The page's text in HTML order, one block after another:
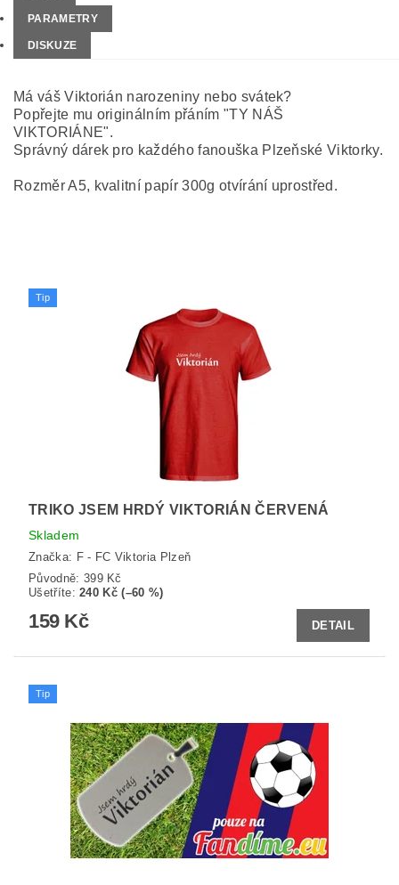
PARAMETRY
DISKUZE
Má váš Viktorián narozeniny nebo svátek?
Popřejte mu originálním přáním "TY NÁŠ
VIKTORIÁNE".
Správný dárek pro každého fanouška Plzeňské Viktorky.
Rozměr A5, kvalitní papír 300g otvírání uprostřed.
Tip
TRIKO JSEM HRDÝ VIKTORIÁN ČERVENÁ
Skladem
Značka: F - FC Viktoria Plzeň
Původně: 399 Kč
Ušetříte:240 Kč (–60 %)
159 Kč DETAIL
Tip